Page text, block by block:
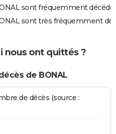
sont fréquemment
sont très fréquemment
nous ont quittés ?
de BONAL
de décès (source :